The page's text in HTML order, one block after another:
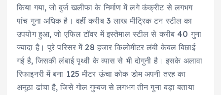
किया गया, जो बुर्ज खलीफा के निर्माण में लगे कंक्रीट से लगभग
पांच गुना अधिक है। वहीं करीब 3 लाख मीट्रिक टन स्टील का
उपयोग हुआ, जो एफिल टॉवर में इस्तेमाल स्टील से करीब 40 गुना
ज्यादा है। पूरे परिसर में 28 हजार किलोमीटर लंबी केबल बिछाई
गई है, जिसकी लंबाई पृथ्वी के व्यास से भी दोगुनी है। इसके अलावा
रिफाइनरी में बना 125 मीटर ऊंचा कोक डोम अपनी तरह का
अनूठा ढांचा है, जिसे गोल गुम्बज से लगभग तीन गुना बड़ा बताया